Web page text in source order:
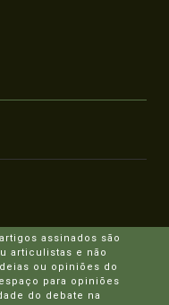
assinados são
articulistas e não
ou opiniões do
para opiniões
do debate na